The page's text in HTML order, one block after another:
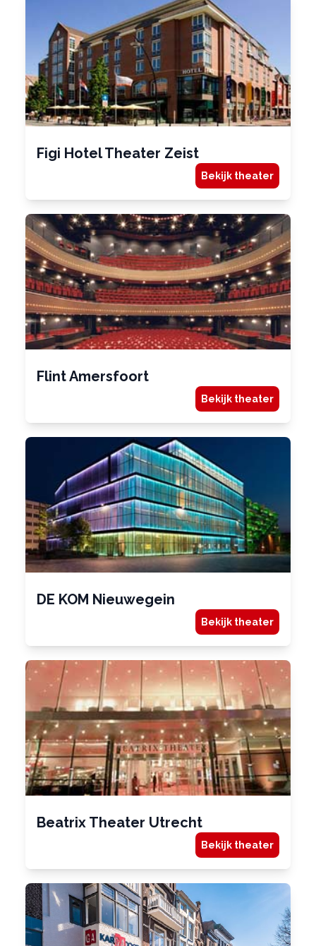
Figi Hotel Theater Zeist
Bekijk theater
Flint Amersfoort
Bekijk theater
DE KOM Nieuwegein
Bekijk theater
Beatrix Theater Utrecht
Bekijk theater